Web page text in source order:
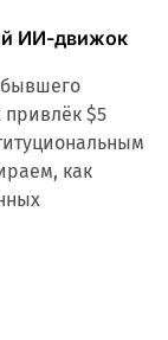
ИИ-движок
бывшего
$5
как